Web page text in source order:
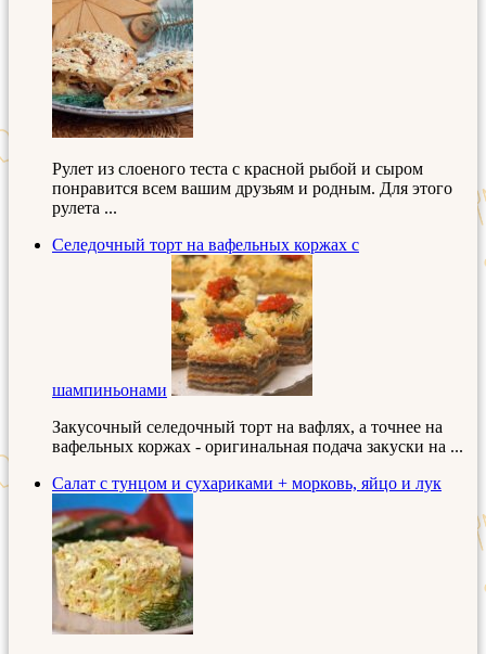
Рулет из слоеного теста с красной рыбой и сыром
понравится всем вашим друзьям и родным. Для этого
рулета ...
Селедочный торт на вафельных коржах с
шампиньонами
Закусочный селедочный торт на вафлях, а точнее на
вафельных коржах - оригинальная подача закуски на ...
Салат с тунцом и сухариками + морковь, яйцо и лук